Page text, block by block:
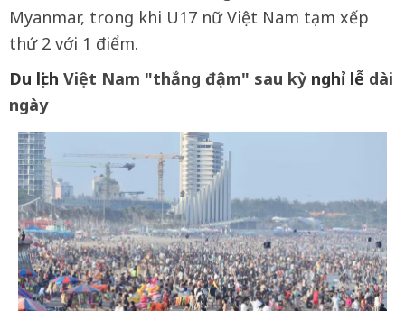
Myanmar, trong khi U17 nữ Việt Nam tạm xếp
thứ 2 với 1 điểm.
Du lịch Việt Nam "thắng đậm" sau kỳ nghỉ lễ dài
ngày